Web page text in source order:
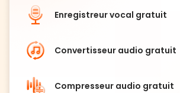
Enregistreur vocal gratuit
Convertisseur audio gratuit
Compresseur audio gratuit